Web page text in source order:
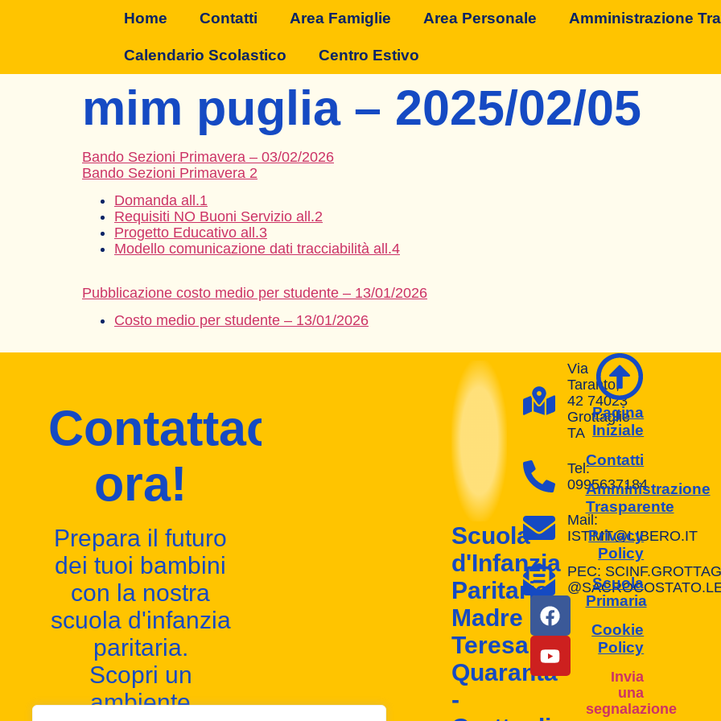
Home Contatti Area Famiglie Area Personale Amministrazione
Calendario Scolastico Centro Estivo
mim puglia – 2025/02/05
Bando Sezioni Primavera – 03/02/2026
Bando Sezioni Primavera 2
Domanda all.1
Requisiti NO Buoni Servizio all.2
Progetto Educativo all.3
Modello comunicazione dati tracciabilità all.4
Pubblicazione costo medio per studente – 13/01/2026
Costo medio per studente – 13/01/2026
Contattaci
ora!
Prepara il futuro
dei tuoi bambini
con la nostra
scuola d'infanzia
paritaria.
Scopri un
ambiente
Scuola
d'Infanzia
Paritaria
Madre
Teresa
Quaranta
-
Via
Taranto,
42 74023
Grottaglie
TA
Tel:
0995637184
Mail:
IST.MT@LIBERO.IT
PEC:
Pagina
Iniziale
Contatti
Amministrazione
Trasparente
Privacy
Policy
Scuola
Primaria
Cookie
Policy
Invia
una
segnalazione